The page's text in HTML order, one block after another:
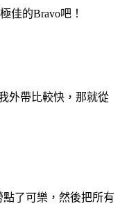
佳的Bravo吧！
外帶比較快，那就從
了可樂，然後把所有